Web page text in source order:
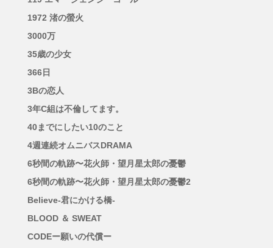
1972 渚の螢火
3000万
35歳の少女
366日
3Bの恋人
3年C組は不倫してます。
40までにしたい10のこと
4週連続オムニバスDRAMA
6秒間の軌跡〜花火師・望月星太郎の憂鬱
6秒間の軌跡〜花火師・望月星太郎の憂鬱2
Believe-君にかける橋-
BLOOD ＆ SWEAT
CODEー願いの代償ー